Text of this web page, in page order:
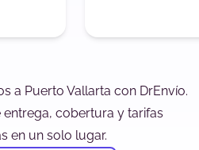
a Puerto Vallarta con DrEnvío.
cobertura y tarifas
en un solo lugar.